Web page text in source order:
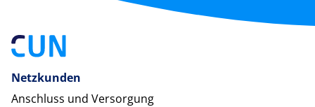
Netzkunden
Anschluss und Versorgung